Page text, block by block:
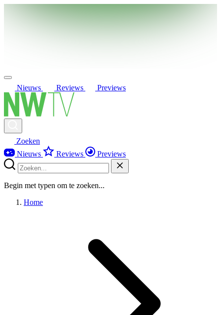
Nieuws Reviews Previews
Zoeken
Nieuws
Reviews Previews
Begin met typen om te zoeken...
Home